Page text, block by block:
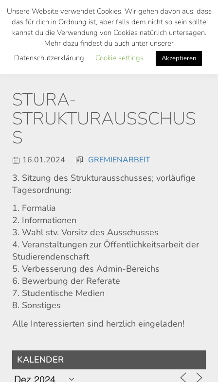
Skip
main
STURA-
STRUKTURAUSSCHUS
S
16.01.2024 GREMIENARBEIT
3. Sitzung des Strukturausschusses; vorläufige
Tagesordnung:
1. Formalia
2. Informationen
3. Wahl stv. Vorsitz des Ausschusses
4. Veranstaltungen zur Öffentlichkeitsarbeit der
Studierendenschaft
5. Verbesserung des Admin-Bereichs
6. Bewerbung der Referate
7. Studentische Medien
8. Sonstiges
Alle Interessierten sind herzlich eingeladen!
KALENDER
Unsere Website verwendet Cookies. Wir gehen davon aus, dass
das für dich in Ordnung ist, aber falls dem nicht so sein sollte
kannst du die Verwendung von Cookies natürlich untersagen.
Mehr dazu findest du auch unter unserer
Datenschutzerklärung.
Cookie settings Akzeptieren